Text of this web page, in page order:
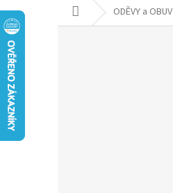
Domů ODĚVY a OBUV